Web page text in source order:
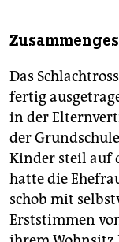
Das
fertig
in der
der
Kinder steil auf
hatte die
schob mit
Erststimmen